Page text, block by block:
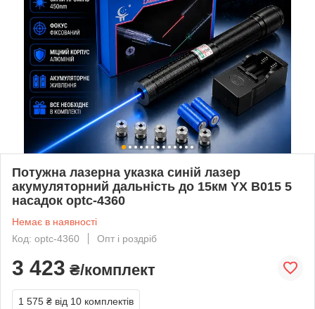
Потужна лазерна указка синій лазер
акумуляторний дальність до 15км YX B015 5
насадок optc-4360
Немає в наявності
Код: optc-4360
Опт і роздріб
3 423 ₴/комплект
1 575 ₴ від 10 комплектів